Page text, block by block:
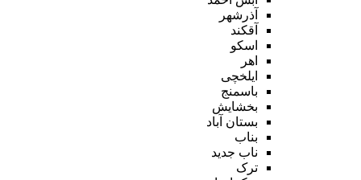
آذرشهر
آقکند
اسکو
اهر
ایلخچی
باسمنج
بخشایش
بستان آباد
بناب
ناب جدید
ترک